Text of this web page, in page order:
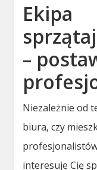
Ekipa
–
Niezależnie od
biura, czy
interesuje Cię